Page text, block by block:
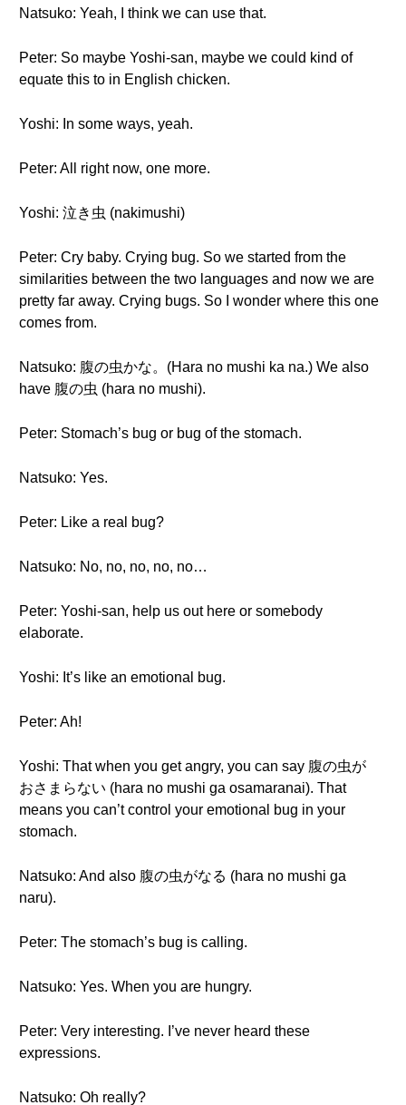
Natsuko: Yeah, I think we can use that.
Peter: So maybe Yoshi-san, maybe we could kind of
equate this to in English chicken.
Yoshi: In some ways, yeah.
Peter: All right now, one more.
Yoshi: 泣き虫 (nakimushi)
Peter: Cry baby. Crying bug. So we started from the
similarities between the two languages and now we are
pretty far away. Crying bugs. So I wonder where this one
comes from.
Natsuko: 腹の虫かな。(Hara no mushi ka na.) We also
have 腹の虫 (hara no mushi).
Peter: Stomach’s bug or bug of the stomach.
Natsuko: Yes.
Peter: Like a real bug?
Natsuko: No, no, no, no, no…
Peter: Yoshi-san, help us out here or somebody
elaborate.
Yoshi: It’s like an emotional bug.
Peter: Ah!
Yoshi: That when you get angry, you can say 腹の虫が
おさまらない (hara no mushi ga osamaranai). That
means you can’t control your emotional bug in your
stomach.
Natsuko: And also 腹の虫がなる (hara no mushi ga
naru).
Peter: The stomach’s bug is calling.
Natsuko: Yes. When you are hungry.
Peter: Very interesting. I’ve never heard these
expressions.
Natsuko: Oh really?